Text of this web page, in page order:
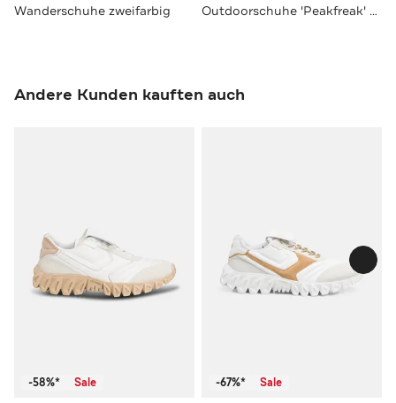
Wanderschuhe zweifarbig Outdoorschuhe 'Peakfreak' mehrfarbig
Andere Kunden kauften auch
-58%* Sale -67%* Sale